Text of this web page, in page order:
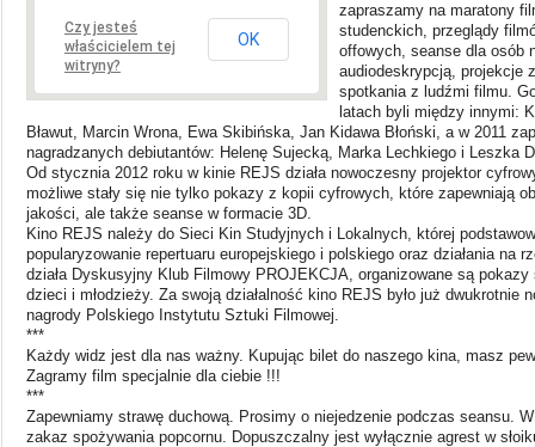
Czy jesteś
właścicielem tej
witryny?
OK
zapraszamy na maratony
studenckich, przeglądy
offowych, seanse dla osób
audiodeskrypcją, projekcje
spotkania z ludźmi filmu.
latach byli między innymi:
Bławut, Marcin Wrona, Ewa Skibińska, Jan Kidawa Błoński, a w 2011
nagradzanych debiutantów: Helenę Sujecką, Marka Lechkiego i Leszka
Od stycznia 2012 roku w kinie REJS działa nowoczesny projektor
możliwe stały się nie tylko pokazy z kopii cyfrowych, które zapewniają
jakości, ale także seanse w formacie 3D.
Kino REJS należy do Sieci Kin Studyjnych i Lokalnych, której
popularyzowanie repertuaru europejskiego i polskiego oraz działania na
działa Dyskusyjny Klub Filmowy PROJEKCJA, organizowane są
dzieci i młodzieży. Za swoją działalność kino REJS było już dwukrotnie
nagrody Polskiego Instytutu Sztuki Filmowej.
***
Każdy widz jest dla nas ważny. Kupując bilet do naszego kina, masz
Zagramy film specjalnie dla ciebie !!!
***
Zapewniamy strawę duchową. Prosimy o niejedzenie podczas seansu.
zakaz spożywania popcornu. Dopuszczalny jest wyłącznie agrest w